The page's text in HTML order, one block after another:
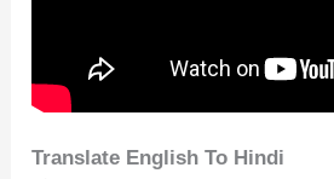
Translate English To Hindi